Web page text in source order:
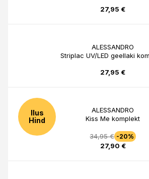
27,95 €
ALESSANDRO
Striplac UV/LED geellaki
27,95 €
Ilus
Hind
ALESSANDRO
Kiss Me komplekt
34,95 € -20%
27,90 €